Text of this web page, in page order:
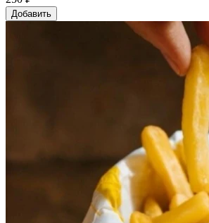
Добавить